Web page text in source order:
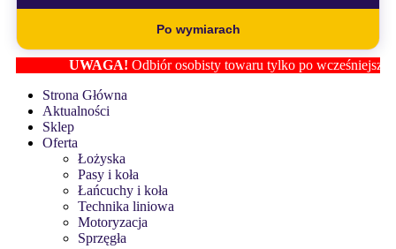
Po wymiarach
UWAGA!Odbiór osobisty towaru tylko po wcześniejszym
Strona Główna
Aktualności
Sklep
Oferta
Łożyska
Pasy i koła
Łańcuchy i koła
Technika liniowa
Motoryzacja
Sprzęgła